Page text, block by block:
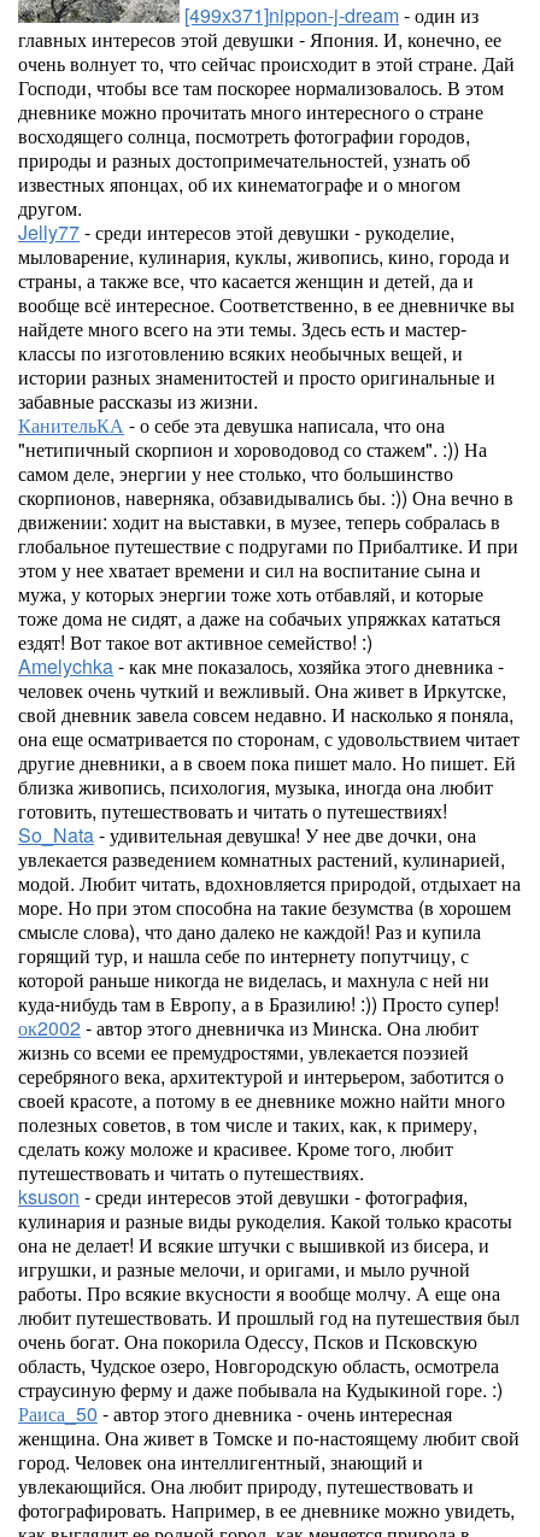
[499x371]nippon-j-dream- один из
главных интересов этой девушки - Япония. И, конечно, ее
очень волнует то, что сейчас происходит в этой стране. Дай
Господи, чтобы все там поскорее нормализовалось. В этом
дневнике можно прочитать много интересного о стране
восходящего солнца, посмотреть фотографии городов,
природы и разных достопримечательностей, узнать об
известных японцах, об их кинематографе и о многом
другом.
Jelly77- среди интересов этой девушки - рукоделие,
мыловарение, кулинария, куклы, живопись, кино, города и
страны, а также все, что касается женщин и детей, да и
вообще всё интересное. Соответственно, в ее дневничке вы
найдете много всего на эти темы. Здесь есть и мастер-
классы по изготовлению всяких необычных вещей, и
истории разных знаменитостей и просто оригинальные и
забавные рассказы из жизни.
КанительКА- о себе эта девушка написала, что она
"нетипичный скорпион и хороводовод со стажем". :)) На
самом деле, энергии у нее столько, что большинство
скорпионов, наверняка, обзавидывались бы. :)) Она вечно в
движении: ходит на выставки, в музее, теперь собралась в
глобальное путешествие с подругами по Прибалтике. И при
этом у нее хватает времени и сил на воспитание сына и
мужа, у которых энергии тоже хоть отбавляй, и которые
тоже дома не сидят, а даже на собачьих упряжках кататься
ездят! Вот такое вот активное семейство! :)
Amelychka- как мне показалось, хозяйка этого дневника -
человек очень чуткий и вежливый. Она живет в Иркутске,
свой дневник завела совсем недавно. И насколько я поняла,
она еще осматривается по сторонам, с удовольствием читает
другие дневники, а в своем пока пишет мало. Но пишет. Ей
близка живопись, психология, музыка, иногда она любит
готовить, путешествовать и читать о путешествиях!
So_Nata- удивительная девушка! У нее две дочки, она
увлекается разведением комнатных растений, кулинарией,
модой. Любит читать, вдохновляется природой, отдыхает на
море. Но при этом способна на такие безумства (в хорошем
смысле слова), что дано далеко не каждой! Раз и купила
горящий тур, и нашла себе по интернету попутчицу, с
которой раньше никогда не виделась, и махнула с ней ни
куда-нибудь там в Европу, а в Бразилию! :)) Просто супер!
ок2002- автор этого дневничка из Минска. Она любит
жизнь со всеми ее премудростями, увлекается поэзией
серебряного века, архитектурой и интерьером, заботится о
своей красоте, а потому в ее дневнике можно найти много
полезных советов, в том числе и таких, как, к примеру,
сделать кожу моложе и красивее. Кроме того, любит
путешествовать и читать о путешествиях.
ksuson - среди интересов этой девушки - фотография,
кулинария и разные виды рукоделия. Какой только красоты
она не делает! И всякие штучки с вышивкой из бисера, и
игрушки, и разные мелочи, и оригами, и мыло ручной
работы. Про всякие вкусности я вообще молчу. А еще она
любит путешествовать. И прошлый год на путешествия был
очень богат. Она покорила Одессу, Псков и Псковскую
область, Чудское озеро, Новгородскую область, осмотрела
страусиную ферму и даже побывала на Кудыкиной горе. :)
Раиса_50 - автор этого дневника - очень интересная
женщина. Она живет в Томске и по-настоящему любит свой
город. Человек она интеллигентный, знающий и
увлекающийся. Она любит природу, путешествовать и
фотографировать. Например, в ее дневнике можно увидеть,